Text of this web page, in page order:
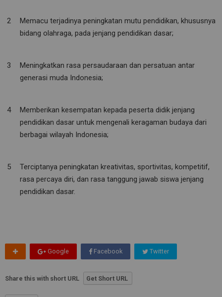
Memacu terjadinya peningkatan mutu pendidikan, khususnya
bidang olahraga, pada jenjang pendidikan dasar;
Meningkatkan rasa persaudaraan dan persatuan antar
generasi muda Indonesia;
Memberikan kesempatan kepada peserta didik jenjang
pendidikan dasar untuk mengenali keragaman budaya dari
berbagai wilayah Indonesia;
Terciptanya peningkatan kreativitas, sportivitas, kompetitif,
rasa percaya diri, dan rasa tanggung jawab siswa jenjang
pendidikan dasar.
Google Facebook Twitter
Share this with short URL Get Short URL